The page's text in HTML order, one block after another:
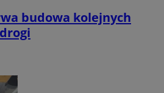
budowa kolejnych